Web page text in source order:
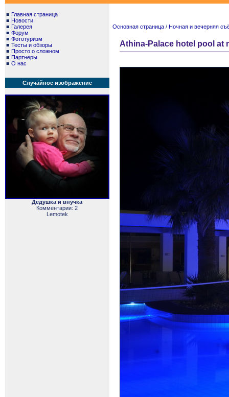
■ Главная страница
■ Новости
■ Галерея
■ Форум
■ Фототуризм
■ Тесты и обзоры
■ Просто о сложном
■ Партнеры
■ О нас
Случайное изображение
Дедушка и внучка
Комментарии: 2
Lemotek
Основная страница / Ночная и вечерняя
Athina-Palace hotel pool at